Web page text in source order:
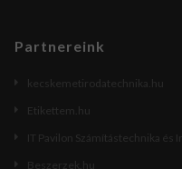
Partnereink
kecskemetirodatechnika.hu
Etikettem.hu
IT Pavilon Számítástechnika és
Beszerzek.hu